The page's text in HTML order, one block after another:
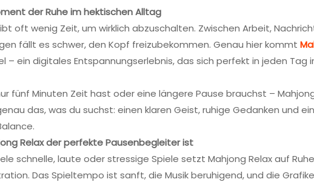
der Ruhe im hektischen Alltag
oft wenig Zeit, um wirklich abzuschalten. Zwischen Arbeit,
fällt es schwer, den Kopf freizubekommen. Genau hier kommt
– ein digitales Entspannungserlebnis, das sich perfekt in jeden Tag
fünf Minuten Zeit hast oder eine längere Pause brauchst –
das, was du suchst: einen klaren Geist, ruhige Gedanken und
Relax der perfekte Pausenbegleiter ist
schnelle, laute oder stressige Spiele setzt Mahjong Relax auf
Das Spieltempo ist sanft, die Musik beruhigend, und die